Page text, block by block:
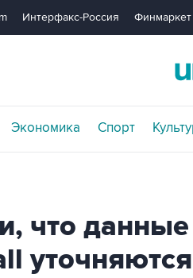
Интерфакс-Россия Финмаркет
Экономика Спорт
что
уточняются